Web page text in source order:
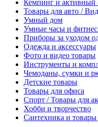
Кемпинг и активный
Товары для авто /
Умный дом
Умные часы и
Приборы за уходом
Одежда и аксессуары
Фото и видео товары
Инструменты и
Чемоданы, сумки и
Детские товары
Товары для офиса
Спорт / Товары для
Хобби и творчество
Сантехника и